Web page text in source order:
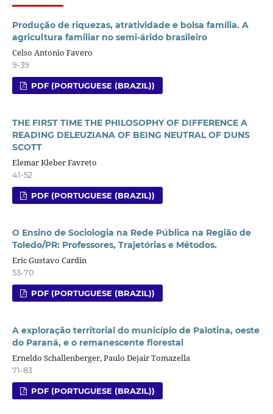
Produção de riquezas, atratividade e bolsa família. A
agricultura familiar no semi-árido brasileiro
Celso Antonio Favero
9-39
PDF (PORTUGUESE (BRAZIL))
THE FIRST TIME THE PHILOSOPHY OF DIFFERENCE A
READING DELEUZIANA OF BEING NEUTRAL OF DUNS
SCOTT
Elemar Kleber Favreto
41-52
PDF (PORTUGUESE (BRAZIL))
O Ensino de Sociologia na Rede Pública na Região de
Toledo/PR: Professores, Trajetórias e Métodos.
Eric Gustavo Cardin
53-70
PDF (PORTUGUESE (BRAZIL))
A exploração territorial do município de Palotina, oeste
do Paraná, e o remanescente florestal
Erneldo Schallenberger, Paulo Dejair Tomazella
71-83
PDF (PORTUGUESE (BRAZIL))